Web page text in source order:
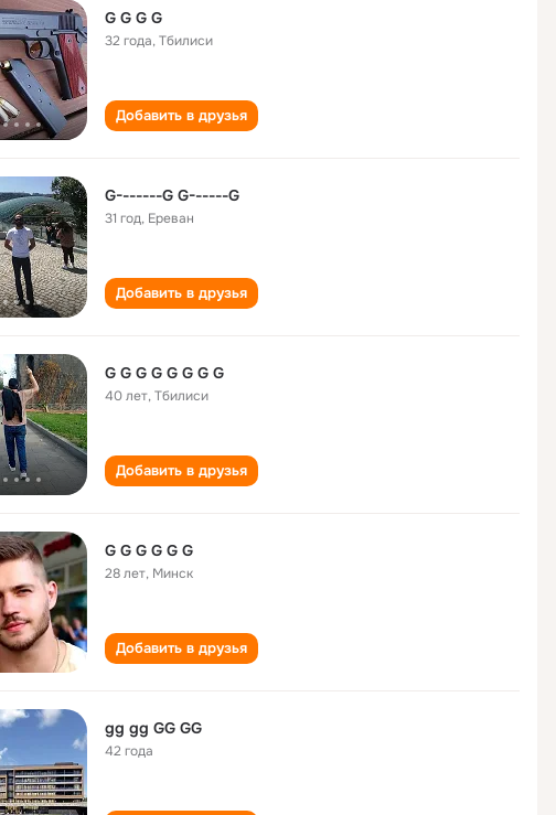
G G G G
32 года,Тбилиси
Добавить в друзья
G-------G G------G
31 год, Ереван
Добавить в друзья
G G G G G G G G
40 лет,Тбилиси
Добавить в друзья
G G G G G G
28 лет, Минск
Добавить в друзья
gg gg GG GG
42 года